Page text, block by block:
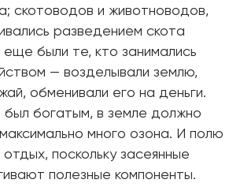
скотоводов и животноводов,
разведением скота
еще были те, кто занимались
— возделывали землю,
обменивали его на деньги.
богатым, в земле должно
много озона. И полю
поскольку засеянные
полезные компоненты.